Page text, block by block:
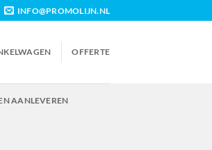
INFO@PROMOLIJN.NL
OFFERTE
AANLEVEREN